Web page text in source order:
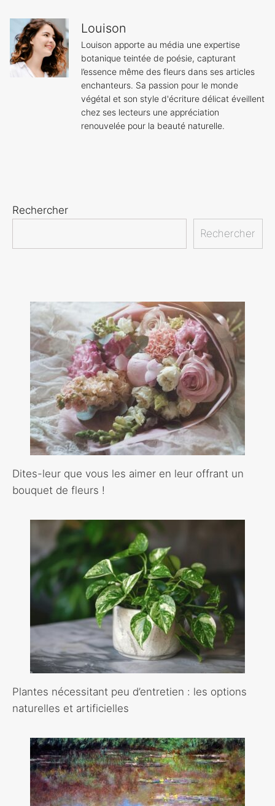
Louison
Louison apporte au média une expertise
botanique teintée de poésie, capturant
l’essence même des fleurs dans ses articles
enchanteurs. Sa passion pour le monde
végétal et son style d'écriture délicat éveillent
chez ses lecteurs une appréciation
renouvelée pour la beauté naturelle.
Rechercher
Rechercher
Dites-leur que vous les aimer en leur offrant un
bouquet de fleurs !
Plantes nécessitant peu d’entretien : les options
naturelles et artificielles